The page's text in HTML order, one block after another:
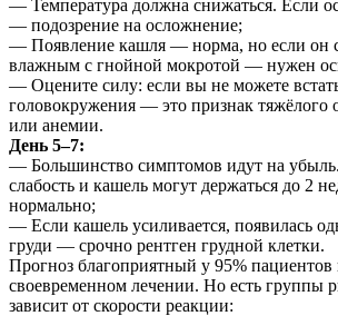
— Температура должна снижаться. Если
— подозрение на осложнение;
— Появление кашля — норма, но если он
влажным с гнойной мокротой — нужен
— Оцените силу: если вы не можете
головокружения — это признак тяжёлого
или анемии.
День 5–7:
— Большинство симптомов идут на
слабость и кашель могут держаться до 2
нормально;
— Если кашель усиливается, появилась
груди — срочно рентген грудной клетки.
Прогноз благоприятный у 95% пациентов
своевременном лечении. Но есть группы
зависит от скорости реакции: